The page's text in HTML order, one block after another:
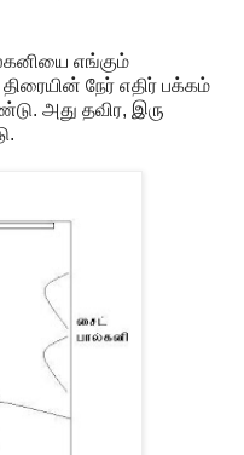
எங்கும்
நேர் எதிர் பக்கம்
அது தவிர, இரு